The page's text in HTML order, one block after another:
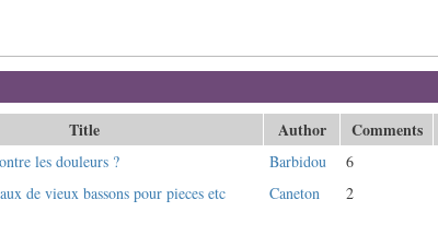
Title Author Comments
les douleurs ? Barbidou 6
de vieux bassons pour pieces etc Caneton 2